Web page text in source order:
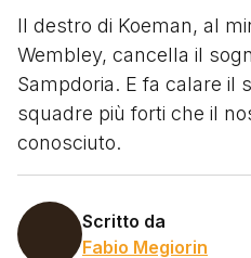
Il destro di Koeman, al
Wembley, cancella il
Sampdoria. E fa calare il
squadre più forti che il
conosciuto.
Scritto da
Fabio Megiorin